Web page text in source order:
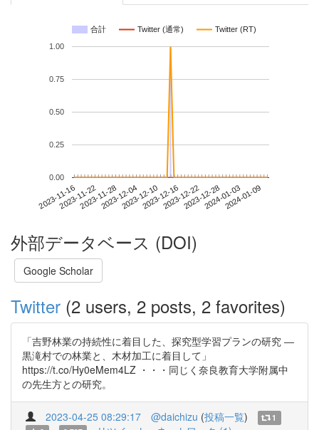
合計 Twitter (通常) Twitter (RT)
2023-11-162023-11-222023-11-282023-12-042023-12-102023-12-162023-12-222023-12-282024-01-032024-01-09
0.00
0.25
0.50
0.75
1.00
外部データベース (DOI)
Google Scholar
Twitter (2 users, 2 posts, 2 favorites)
「吉野林業の持続性に着目した、探究型学習プランの研究 ―
黒滝村での林業と、木材加工に着目して」
https://t.co/Hy0eMem4LZ ・・・同じく奈良教育大学附属中
の先生方との研究。
2023-04-25 08:29:17 @daichizu (投稿一覧)
1